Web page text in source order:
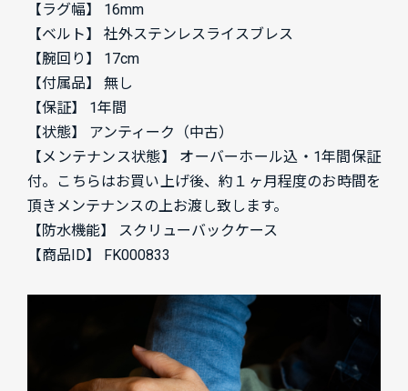
【ラグ幅】 16mm
【ベルト】 社外ステンレスライスブレス
【腕回り】 17cm
【付属品】 無し
【保証】 1年間
【状態】 アンティーク（中古）
【メンテナンス状態】 オーバーホール込・1年間保証
付。こちらはお買い上げ後、約１ヶ月程度のお時間を
頂きメンテナンスの上お渡し致します。
【防水機能】 スクリューバックケース
【商品ID】 FK000833